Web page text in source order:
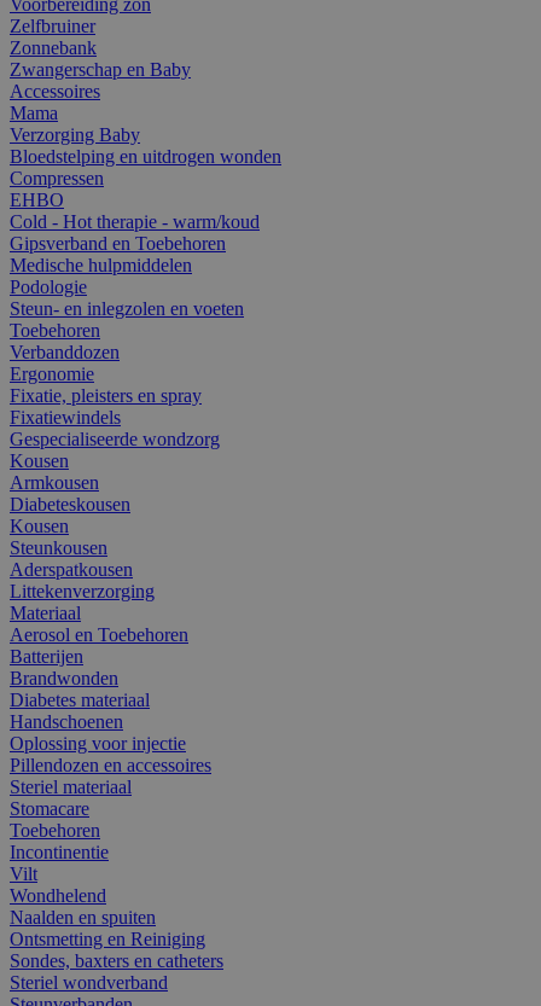
Zelfbruiner
Zonnebank
Zwangerschap en Baby
Accessoires
Mama
Verzorging Baby
Bloedstelping en uitdrogen wonden
Compressen
EHBO
Cold - Hot therapie - warm/koud
Gipsverband en Toebehoren
Medische hulpmiddelen
Podologie
Steun- en inlegzolen en voeten
Toebehoren
Verbanddozen
Ergonomie
Fixatie, pleisters en spray
Fixatiewindels
Gespecialiseerde wondzorg
Kousen
Armkousen
Diabeteskousen
Kousen
Steunkousen
Aderspatkousen
Littekenverzorging
Materiaal
Aerosol en Toebehoren
Batterijen
Brandwonden
Diabetes materiaal
Handschoenen
Oplossing voor injectie
Pillendozen en accessoires
Steriel materiaal
Stomacare
Toebehoren
Incontinentie
Vilt
Wondhelend
Naalden en spuiten
Ontsmetting en Reiniging
Sondes, baxters en catheters
Steriel wondverband